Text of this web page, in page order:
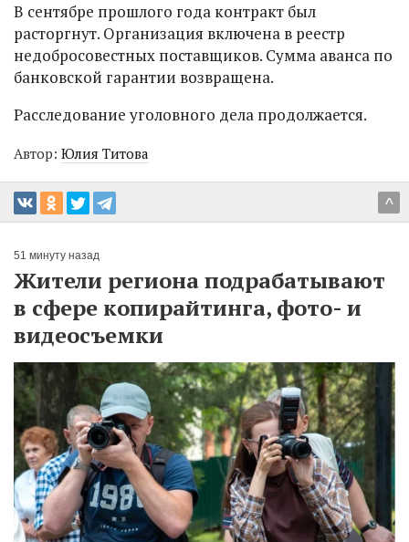
В сентябре прошлого года контракт был
расторгнут. Организация включена в реестр
недобросовестных поставщиков. Сумма аванса по
банковской гарантии возвращена.
Расследование уголовного дела продолжается.
Автор: Юлия Титова
^
51 минуту назад
Жители региона подрабатывают
в сфере копирайтинга, фото- и
видеосъемки